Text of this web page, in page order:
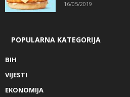
16/05/2019
POPULARNA KATEGORIJA
BIH
VIJESTI
EKONOMIJA